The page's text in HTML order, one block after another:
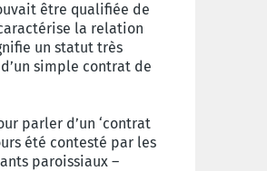
être qualifiée de
la relation
un statut très
simple contrat de
parler d’un ‘contrat
été contesté par les
paroissiaux –